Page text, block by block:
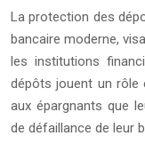
La protection des
bancaire moderne,
les institutions
dépôts jouent un rôle
aux épargnants que
de défaillance de leur